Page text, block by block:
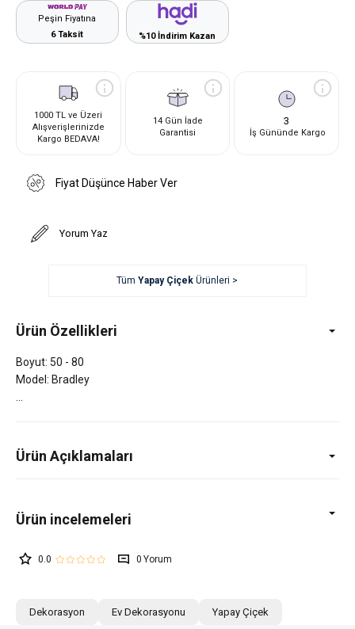
Peşin Fiyatına
6 Taksit
%10 İndirim Kazan
1000 TL ve Üzeri
Alışverişlerinizde
Kargo BEDAVA!
14 Gün İade
Garantisi
3
İş Gününde Kargo
Fiyat Düşünce Haber Ver
Yorum Yaz
TümYapay Çiçek Ürünleri >
Ürün Özellikleri
Boyut: 50 - 80
Model: Bradley
Ürün Açıklamaları
0.0 0
Dekorasyon Ev Dekorasyonu Yapay Çiçek